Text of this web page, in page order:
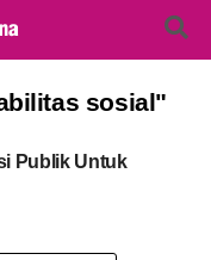
sosial"
Publik Untuk